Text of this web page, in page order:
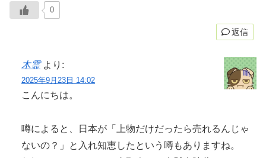
0
返信
木霊 より:
2025年9月23日 14:02
こんにちは。
噂によると、日本が「上物だけだったら売れるんじゃ
ないの？」と入れ知恵したという噂もありますね。